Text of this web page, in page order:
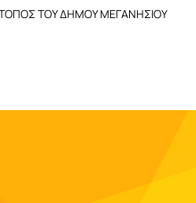
ΤΟΥ ΔΗΜΟΥ ΜΕΓΑΝΗΣΙΟΥ